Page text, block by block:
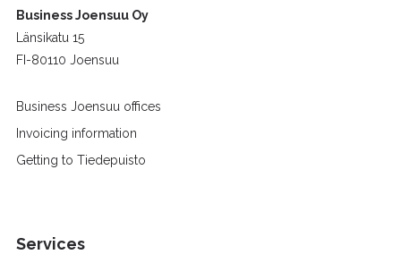
Business Joensuu Oy
Länsikatu 15
FI-80110 Joensuu
Business Joensuu offices
Invoicing information
Getting to Tiedepuisto
Services